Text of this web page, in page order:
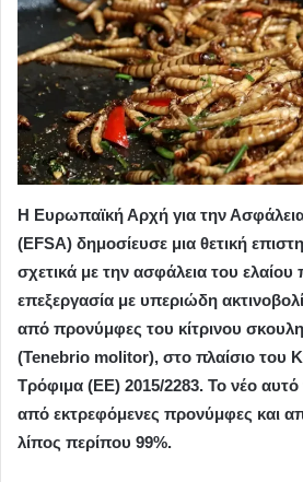
Η Ευρωπαϊκή Αρχή για την
(EFSA) δημοσίευσε μια θετική
σχετικά με την ασφάλεια του ελαίου
επεξεργασία με υπεριώδη
από προνύμφες του κίτρινου
(Tenebrio molitor), στο πλαίσιο του
Τρόφιμα (ΕΕ) 2015/2283. Το νέο αυτό
από εκτρεφόμενες προνύμφες και
λίπος περίπου 99%.